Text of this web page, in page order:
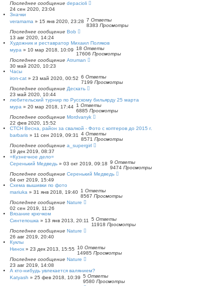
Последнее сообщение depacioli
24 сен 2020, 23:04
Значки
veramama » 15 янв 2020, 23:28 7 Ответы
8383 Просмотры
Последнее сообщение Bob
13 авг 2020, 14:24
Художник и реставратор Михаил Поляков
мура » 10 мар 2018, 10:09 18 Ответы
17606 Просмотры
Последнее сообщение Atruman
30 май 2020, 10:23
Часы
iron-cat » 23 май 2020, 00:52 6 Ответы
7199 Просмотры
Последнее сообщение Дескать
23 май 2020, 10:44
любительский турнир по Русскому бильярду 25 марта
мура » 20 мар 2018, 17:44 1 Ответы
6885 Просмотры
Последнее сообщение Mordvanyk
22 фев 2020, 15:52
СТСН Весна, район за свалкой - Фото с коптеров до 2015 г.
barbaris » 11 сен 2019, 09:31 4 Ответы
8571 Просмотры
Последнее сообщение a_supergirl
19 дек 2019, 08:37
=Кузнечное дело=
Серенький Медведь » 03 окт 2019, 09:18 9 Ответы
9474 Просмотры
Последнее сообщение Серенький Медведь
04 окт 2019, 15:49
Схема вышивки по фото
mariuka » 31 янв 2018, 19:40 1 Ответы
8567 Просмотры
Последнее сообщение Nature
02 сен 2019, 11:26
Вязание крючком
Синтепошка » 13 янв 2013, 20:11 5 Ответы
11918 Просмотры
Последнее сообщение Nature
26 авг 2019, 20:40
Куклы
Нинок » 23 дек 2013, 15:55 10 Ответы
14985 Просмотры
Последнее сообщение Nature
23 авг 2019, 14:08
А кто-нибудь увлекается валянием?
Katyash » 25 фев 2018, 10:39 5 Ответы
9580 Просмотры